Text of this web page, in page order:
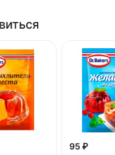
95 ₽